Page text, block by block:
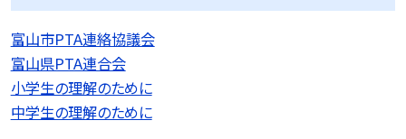
富山市PTA連絡協議会
富山県PTA連合会
小学生の理解のために
中学生の理解のために